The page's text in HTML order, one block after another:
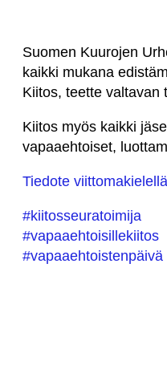
Suomen Kuurojen
kaikki mukana
Kiitos, teette valtavan
Kiitos myös kaikki
vapaaehtoiset,
Tiedote viittomakielellä
#kiitosseuratoimija
#vapaaehtoisillekiitos
#vapaaehtoistenpäivä